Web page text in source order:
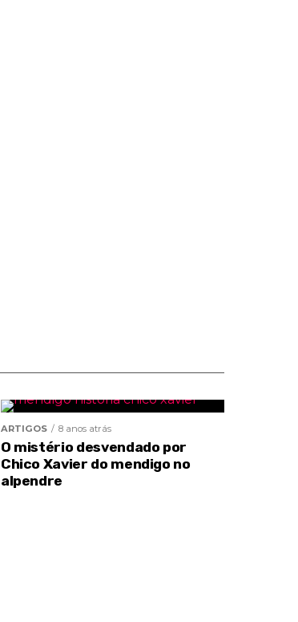
ARTIGOS 8 anos atrás
O mistério desvendado por
Chico Xavier do mendigo no
alpendre